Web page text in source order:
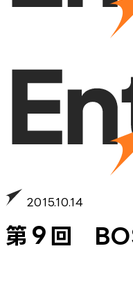
2015.10.14
第９回